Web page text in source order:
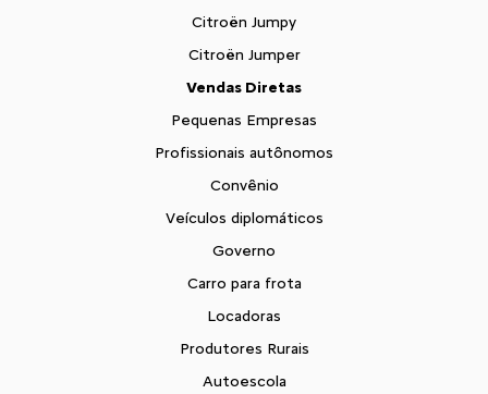
Citroën Jumpy
Citroën Jumper
Vendas Diretas
Pequenas Empresas
Profissionais autônomos
Convênio
Veículos diplomáticos
Governo
Carro para frota
Locadoras
Produtores Rurais
Autoescola